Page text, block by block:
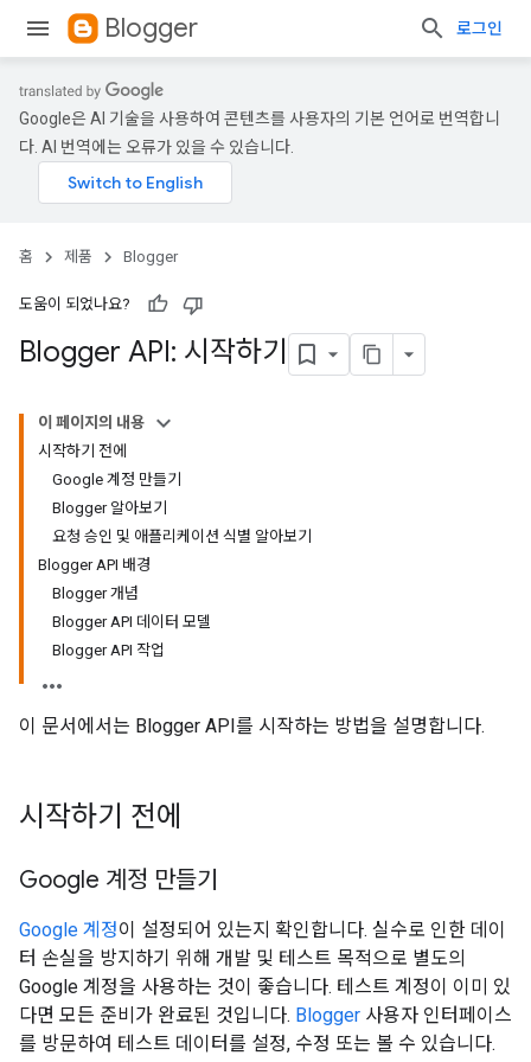
Blogger 로그인
Google은 AI 기술을 사용하여 콘텐츠를 사용자의 기본 언어로 번역합니
다. AI 번역에는 오류가 있을 수 있습니다.
홈 제품 Blogger
도움이 되었나요?
Blogger API: 시작하기
이 페이지의 내용
시작하기 전에
Google 계정 만들기
Blogger 알아보기
요청 승인 및 애플리케이션 식별 알아보기
Blogger API 배경
Blogger 개념
Blogger API 데이터 모델
Blogger API 작업
이 문서에서는 Blogger API를 시작하는 방법을 설명합니다.
시작하기 전에
Google 계정 만들기
Google 계정이 설정되어 있는지 확인합니다. 실수로 인한 데이
터 손실을 방지하기 위해 개발 및 테스트 목적으로 별도의
Google 계정을 사용하는 것이 좋습니다. 테스트 계정이 이미 있
다면 모든 준비가 완료된 것입니다. Blogger 사용자 인터페이스
를 방문하여 테스트 데이터를 설정, 수정 또는 볼 수 있습니다.